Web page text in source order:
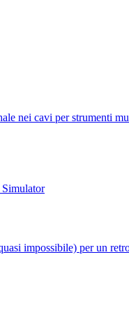
nei cavi per strumenti
CAB Simulator
impossibile) per un